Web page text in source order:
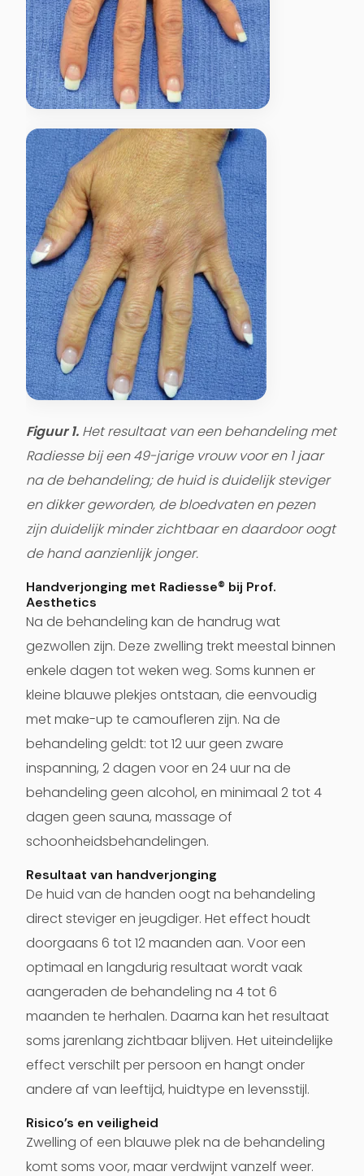
Figuur 1. Het resultaat van een behandeling met
Radiesse bij een 49-jarige vrouw voor en 1 jaar
na de behandeling; de huid is duidelijk steviger
en dikker geworden, de bloedvaten en pezen
zijn duidelijk minder zichtbaar en daardoor oogt
de hand aanzienlijk jonger.
Handverjonging met Radiesse® bij Prof.
Aesthetics
Na de behandeling kan de handrug wat
gezwollen zijn. Deze zwelling trekt meestal binnen
enkele dagen tot weken weg. Soms kunnen er
kleine blauwe plekjes ontstaan, die eenvoudig
met make-up te camoufleren zijn. Na de
behandeling geldt: tot 12 uur geen zware
inspanning, 2 dagen voor en 24 uur na de
behandeling geen alcohol, en minimaal 2 tot 4
dagen geen sauna, massage of
schoonheidsbehandelingen.
Resultaat van handverjonging
De huid van de handen oogt na behandeling
direct steviger en jeugdiger. Het effect houdt
doorgaans 6 tot 12 maanden aan. Voor een
optimaal en langdurig resultaat wordt vaak
aangeraden de behandeling na 4 tot 6
maanden te herhalen. Daarna kan het resultaat
soms jarenlang zichtbaar blijven. Het uiteindelijke
effect verschilt per persoon en hangt onder
andere af van leeftijd, huidtype en levensstijl.
Risico’s en veiligheid
Zwelling of een blauwe plek na de behandeling
komt soms voor, maar verdwijnt vanzelf weer.